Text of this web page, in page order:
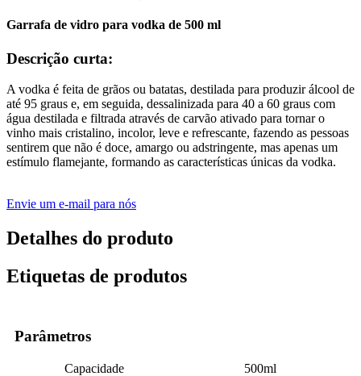
Garrafa de vidro para vodka de 500 ml
Descrição curta:
A vodka é feita de grãos ou batatas, destilada para produzir álcool de
até 95 graus e, em seguida, dessalinizada para 40 a 60 graus com
água destilada e filtrada através de carvão ativado para tornar o
vinho mais cristalino, incolor, leve e refrescante, fazendo as pessoas
sentirem que não é doce, amargo ou adstringente, mas apenas um
estímulo flamejante, formando as características únicas da vodka.
Envie um e-mail para nós
Detalhes do produto
Etiquetas de produtos
Parâmetros
Capacidade
500ml